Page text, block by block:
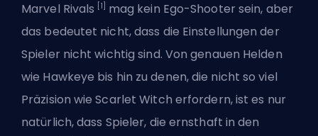
Marvel Rivals [1]
mag kein Ego-Shooter sein, aber
das bedeutet nicht, dass die Einstellungen der
Spieler nicht wichtig sind. Vongenauen Helden
wie Hawkeye bis hin zu denen, die nicht so viel
Präzision wie Scarlet Witch erfordern, ist es nur
natürlich, dass Spieler, die ernsthaft in den